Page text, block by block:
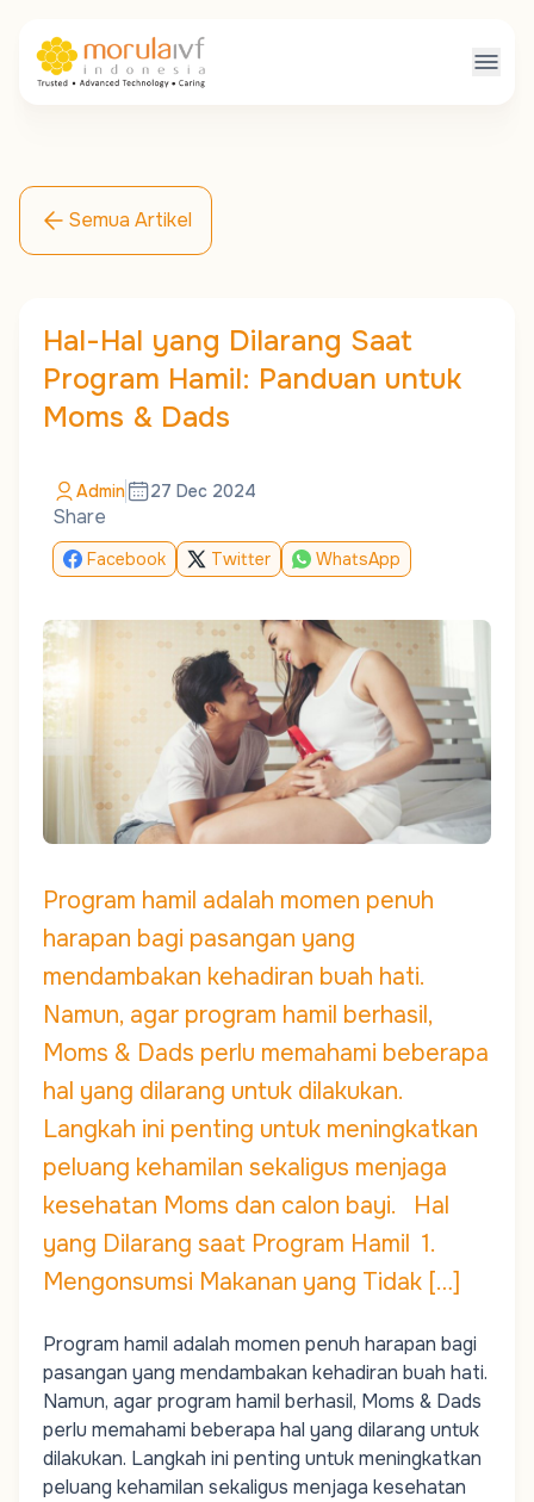
Semua Artikel
Hal-Hal yang Dilarang Saat
Program Hamil: Panduan untuk
Moms & Dads
Admin 27 Dec 2024
Share
Facebook Twitter WhatsApp
Program hamil adalah momen penuh
harapan bagi pasangan yang
mendambakan kehadiran buah hati.
Namun, agar program hamil berhasil,
Moms & Dads perlu memahami beberapa
hal yang dilarang untuk dilakukan.
Langkah ini penting untuk meningkatkan
peluang kehamilan sekaligus menjaga
kesehatan Moms dan calon bayi. Hal
yang Dilarang saat Program Hamil 1.
Mengonsumsi Makanan yang Tidak […]
Program hamil adalah momen penuh harapan bagi
pasangan yang mendambakan kehadiran buah hati.
Namun, agar program hamil berhasil, Moms & Dads
perlu memahami beberapa hal yang dilarang untuk
dilakukan. Langkah ini penting untuk meningkatkan
peluang kehamilan sekaligus menjaga kesehatan